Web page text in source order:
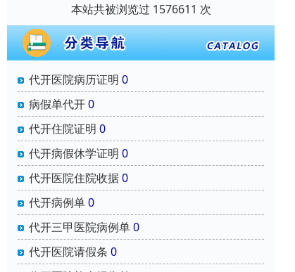
本站共被浏览过 1576611 次
代开医院病历证明 0
病假单代开0
代开住院证明 0
代开病假休学证明 0
代开医院住院收据0
代开病例单0
代开三甲医院病例单0
代开医院请假条 0